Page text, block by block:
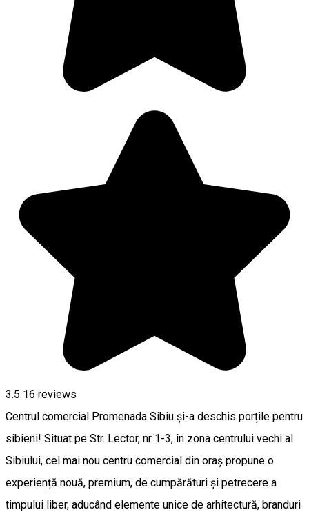
3.5 16 reviews
Centrul comercial Promenada Sibiu și-a deschis porțile pentru
sibieni! Situat pe Str. Lector, nr 1-3, în zona centrului vechi al
Sibiului, cel mai nou centru comercial din oraș propune o
experiență nouă, premium, de cumpărături și petrecere a
timpului liber, aducând elemente unice de arhitectură, branduri